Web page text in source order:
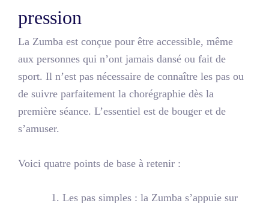
pression
La Zumba est conçue pour être accessible, même
aux personnes qui n’ont jamais dansé ou fait de
sport. Il n’est pas nécessaire de connaître les pas ou
de suivre parfaitement la chorégraphie dès la
première séance. L’essentiel est de bouger et de
s’amuser.
Voici quatre points de base à retenir :
Les pas simples : la Zumba s’appuie sur